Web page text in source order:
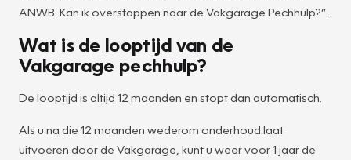
ANWB. Kan ik overstappen naar de Vakgarage Pechhulp?”.
Wat is de looptijd van de
Vakgarage pechhulp?
De looptijd is altijd 12 maanden en stopt dan automatisch.
Als u na die 12 maanden wederom onderhoud laat
uitvoeren door de Vakgarage, kunt u weer voor 1 jaar de